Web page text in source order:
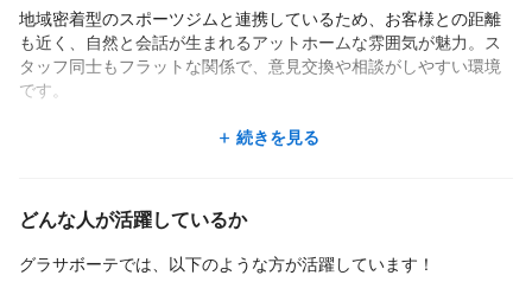
お子さんのいるパートさんとそのご家族が交流するなど、アット
ホームな雰囲気が根づいています。
■店長から見た、グラサボーテの働きやすさ
平日休みに加え、土日祝の休みも相談OK。お客様の予約が早めに
決まるため、自分の予定が立てやすいのもポイントです。
産休・育休の取得実績も豊富で、時短勤務など柔軟なシフト調整
10時〜14時勤務など、家庭と両立した働き方が実現できます。
地域密着型のスポーツジムと連携しているため、お客様との距離
も近く、自然と会話が生まれるアットホームな雰囲気が魅力。ス
タッフ同士もフラットな関係で、意見交換や相談がしやすい環境
です。
日々のコミュニケーションを大切にしながら、自分らしく、のび
続きを見る
どんな人が活躍しているか
グラサボーテでは、以下のような方が活躍しています！